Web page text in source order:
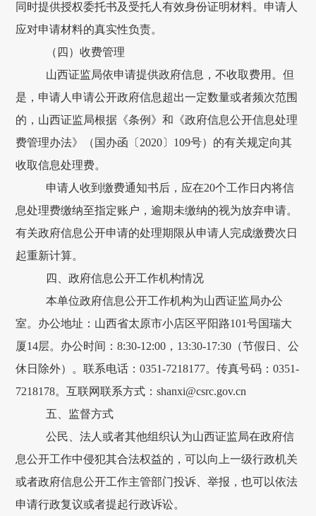
同时提供授权委托书及受托人有效身份证明材料。申请人
应对申请材料的真实性负责。
（ 四 ）收费管理
山西证监局依申请提供政府信息，不收取费用。但
是，申请人申请公开政府信息超出一定数量或者频次范围
的， 山西证监局根据《条例》和《政府信息公开信息处理
费管理办法》（国办函〔2020〕109号）的有关规定向其
收取信息处理费。
申请人收到缴费通知书后，应在20个工作日 内将信
息处理费缴纳至指定账户，逾期未缴纳的视为放弃申请。
有关政府信息公开申请的处理期限从申请人完成缴费次日
起重新计算。
四、政府信息公开工作机构情况
本单位政府信息公开工作机构为山西证监局办公
室。办公地址：山西省太原市小店区平阳路101号国瑞大
厦14层。办公时间：8:30-12:00，13:30-17:30（节假日、公
休日除外）。联系电话：0351-7218177。传真号码：0351-
7218178。互联网联系方式 ：shanxi@csrc.gov.cn
五、监督方式
公民、法人或者其他组织认为山西证监局在政府信
息公开工作中侵犯其合法权益的，可以向上一级行政机关
或者政府信息公开工作主管部门投诉、举报，也可以依法
申请行政复议或者提起行政诉讼。